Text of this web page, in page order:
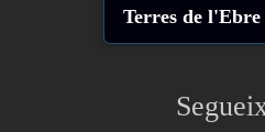
Terres de l'Ebre